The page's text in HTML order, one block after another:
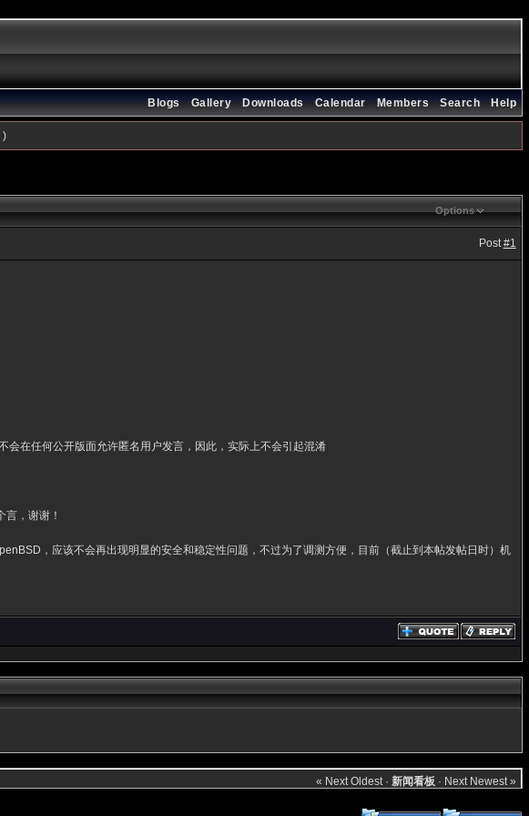
Help
Search
Members
Calendar
Downloads
Gallery
Blogs
)
Options
Post#1
在任何公开版面允许匿名用户发言，因此，实际上不会引起混淆
，谢谢！
，应该不会再出现明显的安全和稳定性问题，不过为了调测方便，目前（截止到本帖发帖日时）机
« Next Oldest·新闻看板 · Next Newest »